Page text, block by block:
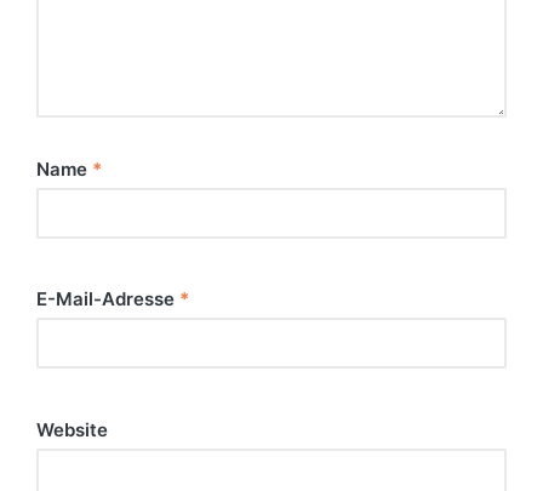
Name *
E-Mail-Adresse *
Website